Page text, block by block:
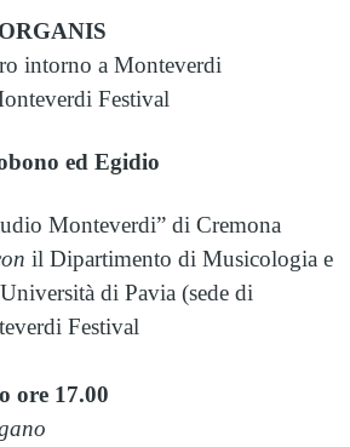
intorno a Monteverdi
Festival
ed Egidio
Monteverdi” di Cremona
il Dipartimento di Musicologia e
di Pavia (sede di
Festival
ore 17.00